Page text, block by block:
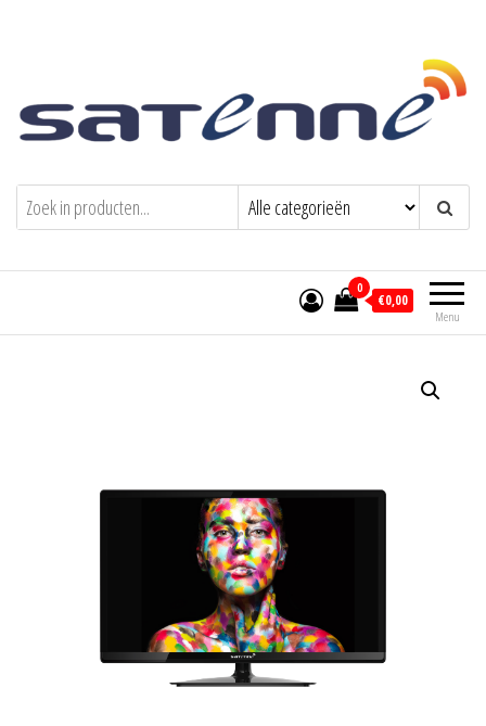
Welkom bij Satenne Comfortabel TV kijken op vakantie
Menu
0
€0,00